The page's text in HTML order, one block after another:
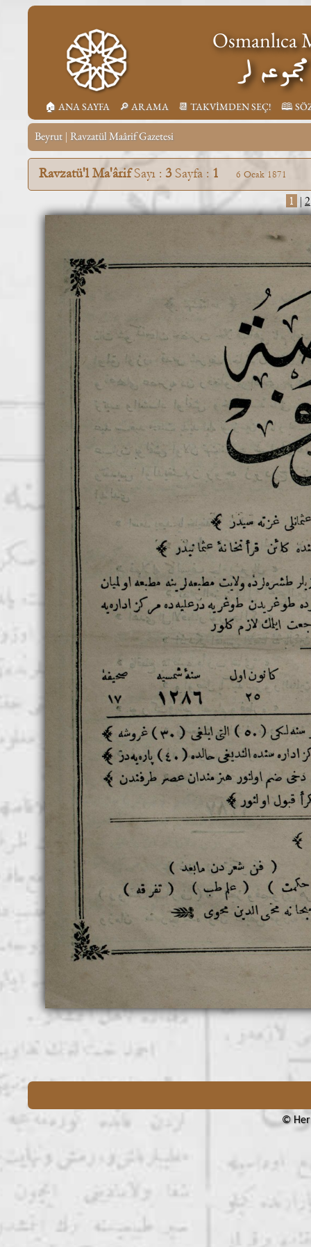
Osmanlıca
لر
🏠︎ ANA SAYFA 🔎︎ ARAMA 📆︎ TAKVİMDEN SEÇ! 🕮
Beyrut | Ravzatül Maârif Gazetesi
Ravzatü'l Ma'ârifSayı : 3Sayfa : 1 6 Ocak 1871
1 | 2
© Her